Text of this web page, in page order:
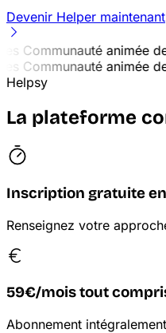
Devenir Helper maintenant
animée de
animée de
Helpsy
La plateforme
Inscription gratuite
Renseignez votre
59€/mois tout
Abonnement